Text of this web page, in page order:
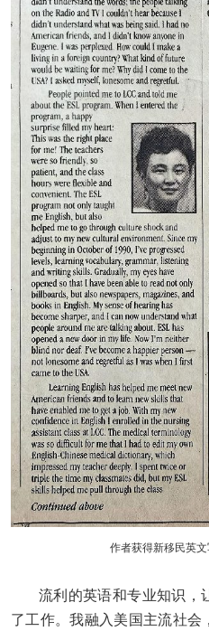
作者获得新移民英
流利的英语和专业知识，
了工作。我融入美国主流社会